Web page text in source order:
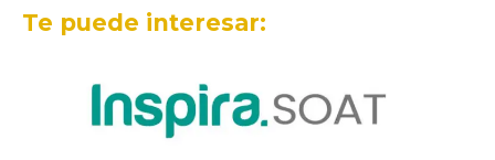
Te puede interesar: